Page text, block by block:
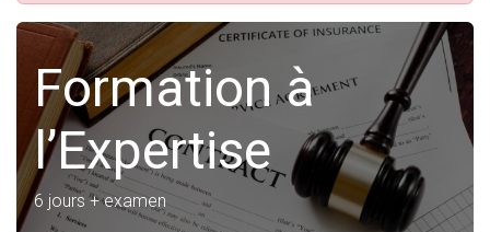
Formation à
l’Expertise
6 jours + examen